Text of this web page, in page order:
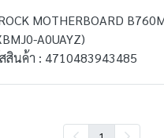
MOTHERBOARD
A0UAYZ)
สินค้า : 4710483943485